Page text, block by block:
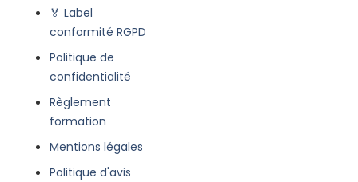
🏅 Label
conformité RGPD
Politique de
confidentialité
Règlement
formation
Mentions légales
Politique d'avis